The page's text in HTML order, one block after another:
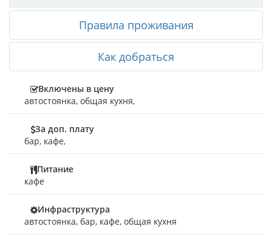
территории базы есть кухня со всем необходимым
готовкой, на соседней базе есть столовая. Кроме того
можно воспользоваться услугами привозной кухни.
Туалет и душ находится на территории базы отдыха,
территория с собственным пляжем до которого буквально
несколько шагов. Для автотранспорта гостей бесплатная
автостоянка и детская площадка для маленьких туристов.
Внимательный и отзывчивый персонал базы, море, солнце
и чистый воздух сделают вам отдых незабываемым.
Правила проживания
Как добраться
Включены в цену
автостоянка, общая кухня,
За доп. плату
бар, кафе,
Питание
кафе
Инфраструктура
автостоянка, бар, кафе, общая кухня